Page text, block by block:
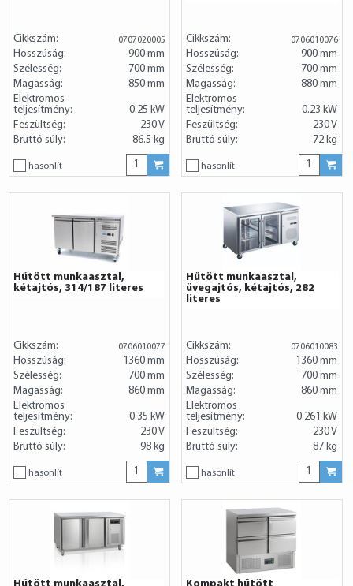
Cikkszám: 0707020005
Hosszúság:
900 mm
Szélesség:
700 mm
Magasság:
850 mm
Elektromos
teljesítmény:
0.25 kW
Feszültség:
230 V
Bruttó súly:
86.5 kg
hasonlít
Cikkszám: 0706010076
Hosszúság:
900 mm
Szélesség:
700 mm
Magasság:
880 mm
Elektromos
teljesítmény:
0.23 kW
Feszültség:
230 V
Bruttó súly:
72 kg
hasonlít
Hűtött munkaasztal,
kétajtós, 314/187 literes
Cikkszám: 0706010077
Hosszúság:
1360 mm
Szélesség:
700 mm
Magasság:
860 mm
Elektromos
teljesítmény:
0.35 kW
Feszültség:
230 V
Bruttó súly:
98 kg
hasonlít
Hűtött munkaasztal,
üvegajtós, kétajtós, 282
literes
Cikkszám: 0706010083
Hosszúság:
1360 mm
Szélesség:
700 mm
Magasság:
860 mm
Elektromos
teljesítmény:
0.261 kW
Feszültség:
230 V
Bruttó súly:
87 kg
hasonlít